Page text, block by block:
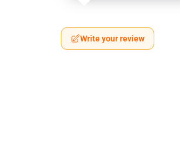
Write your review